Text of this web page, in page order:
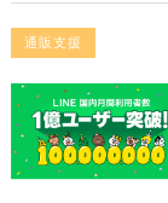
通販支援